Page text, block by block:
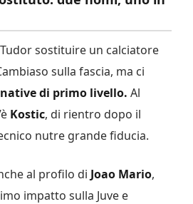
sostituire un calciatore
sulla fascia, ma ci
di primo livello. Al
Kostic, di rientro dopo il
nutre grande fiducia.
al profilo di Joao Mario,
impatto sulla Juve e